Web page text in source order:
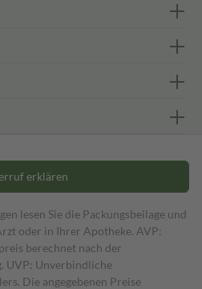
erklären
lesen Sie die Packungsbeilage und
oder in Ihrer Apotheke. AVP:
berechnet nach der
UVP: Unverbindliche
Die angegebenen Preise